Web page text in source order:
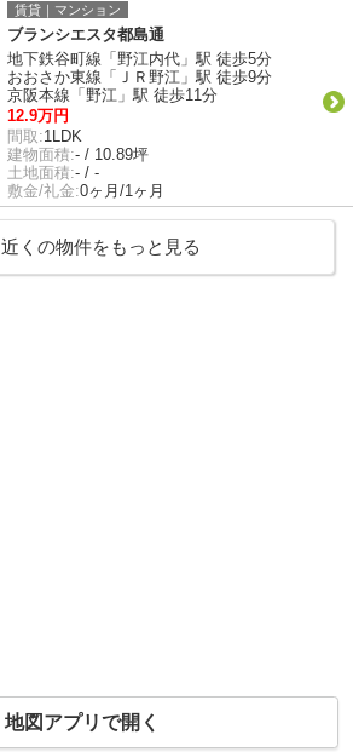
賃貸｜マンション
ブランシエスタ都島通
地下鉄谷町線「野江内代」駅 徒歩5分
おおさか東線「ＪＲ野江」駅 徒歩9分
京阪本線「野江」駅 徒歩11分
12.9万円
間取:1LDK
建物面積:- / 10.89坪
土地面積:- / -
敷金/礼金:0ヶ月/1ヶ月
近くの物件をもっと見る
地図アプリで開く